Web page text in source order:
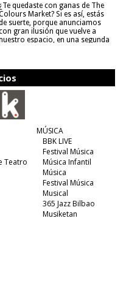
¿Te quedaste con ganas de The
Market? Si es así, estás
suerte, porque anunciamos
gran ilusión que vuelve a
espacio, en una segunda
Teatro
MÚSICA
BBK LIVE
Festival Música
Música Infantil
Música
Festival Música
Musical
365 Jazz Bilbao
Musiketan